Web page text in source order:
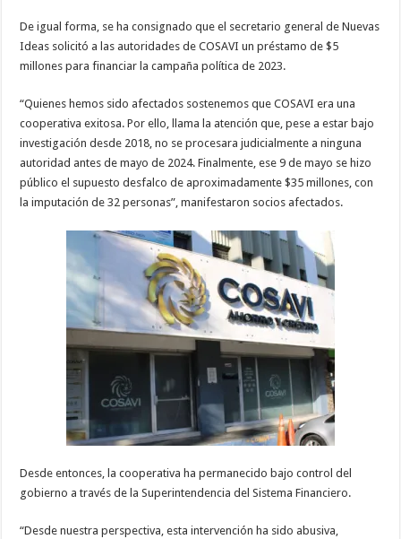
De igual forma, se ha consignado que el secretario general de Nuevas
Ideas solicitó a las autoridades de COSAVI un préstamo de $5
millones para financiar la campaña política de 2023.
“Quienes hemos sido afectados sostenemos que COSAVI era una
cooperativa exitosa. Por ello, llama la atención que, pese a estar bajo
investigación desde 2018, no se procesara judicialmente a ninguna
autoridad antes de mayo de 2024. Finalmente, ese 9 de mayo se hizo
público el supuesto desfalco de aproximadamente $35 millones, con
la imputación de 32 personas”, manifestaron socios afectados.
Desde entonces, la cooperativa ha permanecido bajo control del
gobierno a través de la Superintendencia del Sistema Financiero.
“Desde nuestra perspectiva, esta intervención ha sido abusiva,